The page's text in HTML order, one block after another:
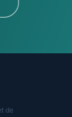
de